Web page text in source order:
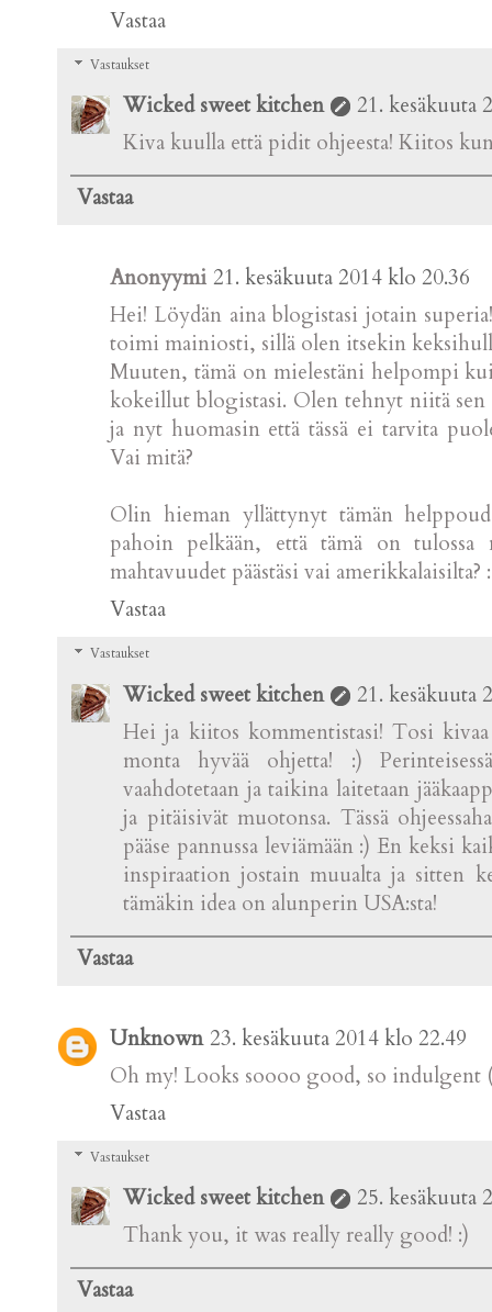
Vastaa
Vastaukset
Wicked sweet kitchen
21. kesäkuuta
Kiva kuulla että pidit ohjeesta! Kiitos
Vastaa
Anonyymi 21. kesäkuuta 2014 klo 20.36
Hei! Löydän aina blogistasi jotain
toimi mainiosti, sillä olen itsekin
Muuten, tämä on mielestäni helpompi
kokeillut blogistasi. Olen tehnyt niitä
ja nyt huomasin että tässä ei tarvita
Vai mitä?
Olin hieman yllättynyt tämän
pahoin pelkään, että tämä on tulossa
mahtavuudet päästäsi vai amerikkalaisilta?
Vastaa
Vastaukset
Wicked sweet kitchen
21. kesäkuuta
Hei ja kiitos kommentistasi! Tosi
monta hyvää ohjetta! :)
vaahdotetaan ja taikina laitetaan
ja pitäisivät muotonsa. Tässä
pääse pannussa leviämään :) En keksi
inspiraation jostain muualta ja sitten
tämäkin idea on alunperin USA:sta!
Vastaa
Unknown 23. kesäkuuta 2014 klo 22.49
Oh my! Looks soooo good, so indulgent
Vastaa
Vastaukset
Wicked sweet kitchen
25. kesäkuuta
Thank you, it was really really good! :)
Vastaa